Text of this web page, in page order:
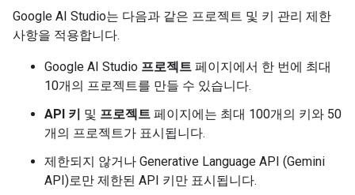
Google AI Studio는 다음과 같은 프로젝트 및 키 관리 제한
사항을 적용합니다.
Google AI Studio 프로젝트 페이지에서 한 번에 최대
10개의 프로젝트를 만들 수 있습니다.
API 키 및 프로젝트 페이지에는 최대 100개의 키와 50
개의 프로젝트가 표시됩니다.
제한되지 않거나 Generative Language API (Gemini
API)로만 제한된 API 키만 표시됩니다.